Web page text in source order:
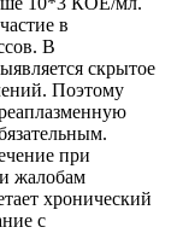
в
В
скрытое
Поэтому
при
жалобам
хронический
с